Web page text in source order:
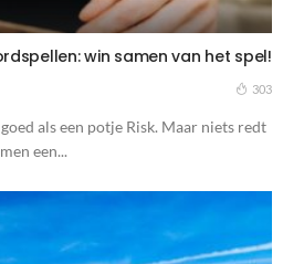
win samen van het spel!
303
als een potje Risk. Maar niets redt
een...